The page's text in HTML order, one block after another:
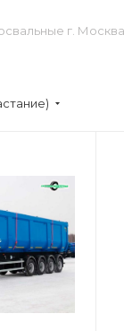
г. Москва